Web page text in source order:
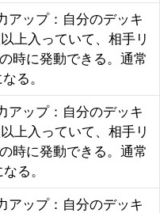
アップ：自分のデッキ
上入っていて、相手リ
時に発動できる。通常
る。
アップ：自分のデッキ
上入っていて、相手リ
時に発動できる。通常
る。
アップ：自分のデッキ